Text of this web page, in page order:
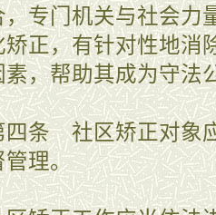
，专门机关与社会力
矫正，有针对性地消
素，帮助其成为守法
四条 社区矫正对象
管理。